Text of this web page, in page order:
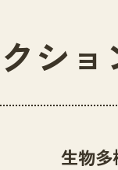
ショ
生物多